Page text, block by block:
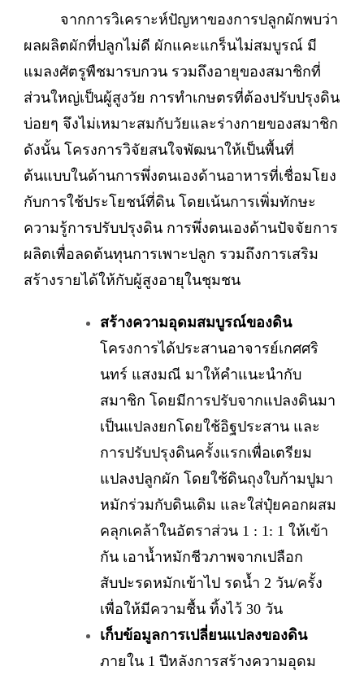
จากการวิเคราะห์ปัญหาของการปลูกผักพบว่า
ผลผลิตผักที่ปลูกไม่ดี ผักแคะแกร็นไม่สมบูรณ์ มี
แมลงศัตรูพืชมารบกวน รวมถึงอายุของสมาชิกที่
ส่วนใหญ่เป็นผู้สูงวัย การทำเกษตรที่ต้องปรับปรุงดิน
บ่อยๆ จึงไม่เหมาะสมกับวัยและร่างกายของสมาชิก
ดังนั้น โครงการวิจัยสนใจพัฒนาให้เป็นพื้นที่
ต้นแบบในด้านการพึ่งตนเองด้านอาหารที่เชื่อมโยง
กับการใช้ประโยชน์ที่ดิน โดยเน้นการเพิ่มทักษะ
ความรู้การปรับปรุงดิน การพึ่งตนเองด้านปัจจัยการ
ผลิตเพื่อลดต้นทุนการเพาะปลูก รวมถึงการเสริม
สร้างรายได้ให้กับผู้สูงอายุในชุมชน
สร้างความอุดมสมบูรณ์ของดิน
โครงการได้ประสานอาจารย์เกศศริ
นทร์ แสงมณี มาให้คำแนะนำกับ
สมาชิก โดยมีการปรับจากแปลงดินมา
เป็นแปลงยกโดยใช้อิฐประสาน และ
การปรับปรุงดินครั้งแรกเพื่อเตรียม
แปลงปลูกผัก โดยใช้ดินถุงใบก้ามปูมา
หมักร่วมกับดินเดิม และใส่ปุ๋ยคอกผสม
คลุกเคล้าในอัตราส่วน 1 : 1: 1 ให้เข้า
กัน เอาน้ำหมักชีวภาพจากเปลือก
สับปะรดหมักเข้าไป รดน้ำ 2 วัน/ครั้ง
เพื่อให้มีความชื้น ทิ้งไว้ 30 วัน
เก็บข้อมูลการเปลี่ยนแปลงของดิน
ภายใน 1 ปีหลังการสร้างความอุดม